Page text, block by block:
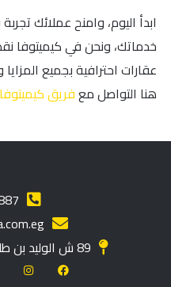
ابدأ اليوم، وامنح عملائك
خدماتك، ونحن في كيميتوفا
عقارات احترافية بجميع
هنا التواصل معفريق كيميتوفا
89 ش الوليد بن طلال, الأحياء, الغردقة, مصر